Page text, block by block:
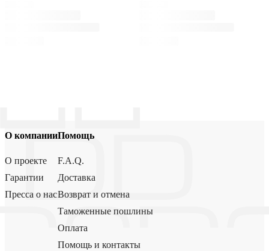
О компании
О проекте
Гарантии
Пресса о нас
Помощь
F.A.Q.
Доставка
Возврат и отмена
Таможенные пошлины
Оплата
Помощь и контакты